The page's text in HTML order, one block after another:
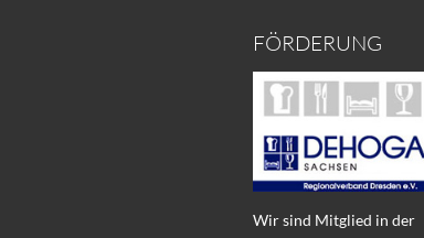
FÖRDERUNG
Wir sind Mitglied in der